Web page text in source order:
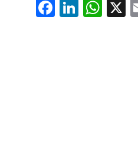
Fa
ce
Li
nk
W
ha
X